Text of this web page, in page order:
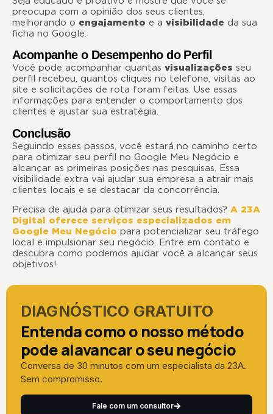
preocupa com a opinião dos seus clientes,
melhorando o engajamento e a visibilidade da sua
ficha no Google.
Acompanhe o Desempenho do Perfil
Você pode acompanhar quantas visualizações seu
perfil recebeu, quantos cliques no telefone, visitas ao
site e solicitações de rota foram feitas. Use essas
informações para entender o comportamento dos
clientes e ajustar sua estratégia.
Conclusão
Seguindo esses passos, você estará no caminho certo
para otimizar seu perfil no Google Meu Negócio e
alcançar as primeiras posições nas pesquisas. Essa
visibilidade extra vai ajudar sua empresa a atrair mais
clientes locais e se destacar da concorrência.
Precisa de ajuda para otimizar seus resultados? A 23A
Digital oferece serviços especializados em
Google Meu Negócio para potencializar seu tráfego
local e impulsionar seu negócio. Entre em contato e
descubra como podemos ajudar você a alcançar seus
objetivos!
DIAGNÓSTICO GRATUITO
Entenda como o nosso método
pode alavancar o seu negócio
Conversa de 30 minutos com um especialista da 23A.
Sem compromisso.
Fale com um consultor